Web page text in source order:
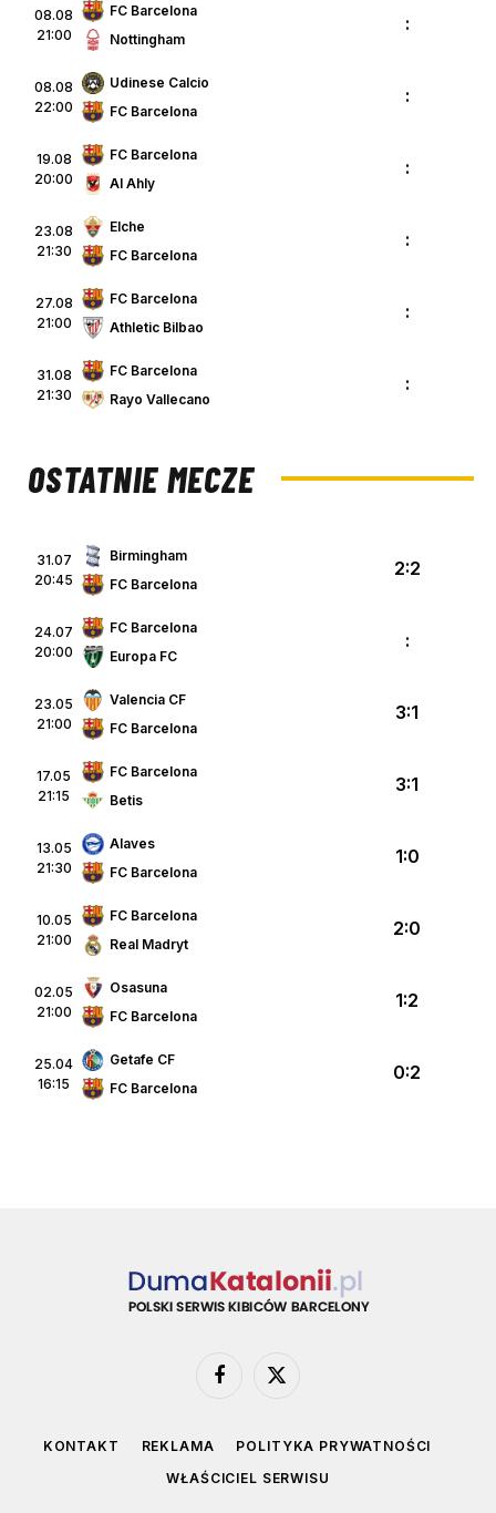
08.08
21:00
FC Barcelona
Nottingham
:
08.08
22:00
Udinese Calcio
FC Barcelona
:
19.08
20:00
FC Barcelona
Al Ahly
:
23.08
21:30
Elche
FC Barcelona
:
27.08
21:00
FC Barcelona
Athletic Bilbao
:
31.08
21:30
FC Barcelona
Rayo Vallecano
:
OSTATNIE MECZE
31.07
20:45
Birmingham
FC Barcelona
2:2
24.07
20:00
FC Barcelona
Europa FC
:
23.05
21:00
Valencia CF
FC Barcelona
3:1
17.05
21:15
FC Barcelona
Betis
3:1
13.05
21:30
Alaves
FC Barcelona
1:0
10.05
21:00
FC Barcelona
Real Madryt
2:0
02.05
21:00
Osasuna
FC Barcelona
1:2
25.04
16:15
Getafe CF
FC Barcelona
0:2
Facebook
X
KONTAKT REKLAMA
POLITYKA PRYWATNOŚCI
WŁAŚCICIEL SERWISU